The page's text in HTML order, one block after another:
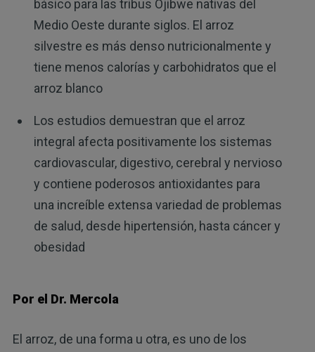
básico para las tribus Ojibwe nativas del
Medio Oeste durante siglos. El arroz
silvestre es más denso nutricionalmente y
tiene menos calorías y carbohidratos que el
arroz blanco
Los estudios demuestran que el arroz
integral afecta positivamente los sistemas
cardiovascular, digestivo, cerebral y nervioso
y contiene poderosos antioxidantes para
una increíble extensa variedad de problemas
de salud, desde hipertensión, hasta cáncer y
obesidad
Por el Dr. Mercola
El arroz, de una forma u otra, es uno de los